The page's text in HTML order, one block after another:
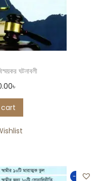
ঘটনাবলী
৳
-50%